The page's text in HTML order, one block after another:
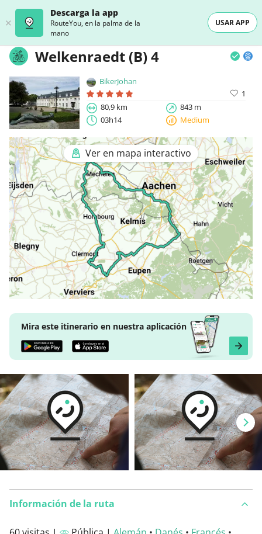
Descarga la app
RouteYou, en la palma de la
mano
USAR APP
Welkenraedt (B) 4
BikerJohan
1
80,9 km
843 m
03h14
Medium
Ver en mapa interactivo
Mira este itinerario en nuestra aplicación
Información de la ruta